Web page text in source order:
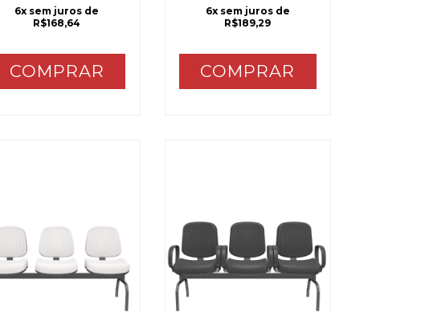
6x sem juros de
R$168,64
COMPRAR
6x sem juros de
R$189,29
COMPRAR